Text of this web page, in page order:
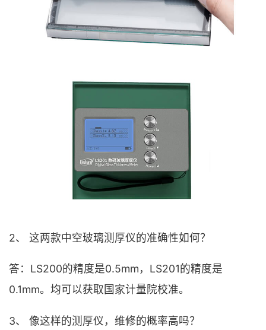
2、 这两款中空玻璃测厚仪的准确性如何？
答：LS200的精度是0.5mm，LS201的精度是
0.1mm。均可以获取国家计量院校准。
3、 像这样的测厚仪，维修的概率高吗？